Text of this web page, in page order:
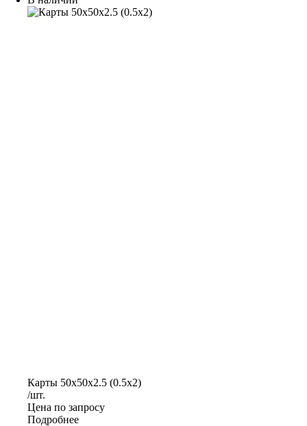
Карты 50х50х2.5 (0.5х2)
/шт.
Цена по запросу
Подробнее